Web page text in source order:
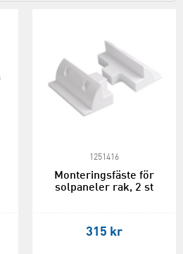
1251416
Monteringsfäste för
solpaneler rak, 2 st
315 kr